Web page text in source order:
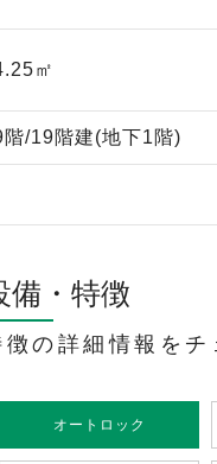
㎡
階/19階建(地下1階)
備・特徴
の詳細情報をチ
オートロック